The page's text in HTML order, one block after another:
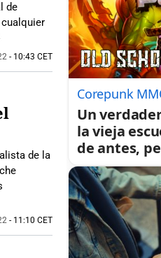
de
- 10:43 CET
de la
- 11:10 CET
Corepunk
Un
la vieja
de antes,